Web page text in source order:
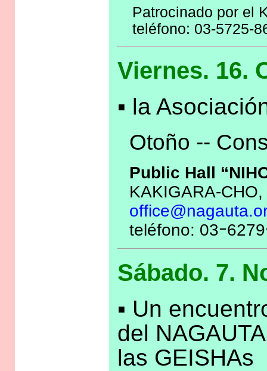
Patrocinado por el
teléfono: 03-5725-
Viernes. 16.
▪ la
Otoño --
Public Hall
KAKIGARA-
teléfono: 03ｰ
Sábado. 7.
▪ Un
del
las GEISHAs